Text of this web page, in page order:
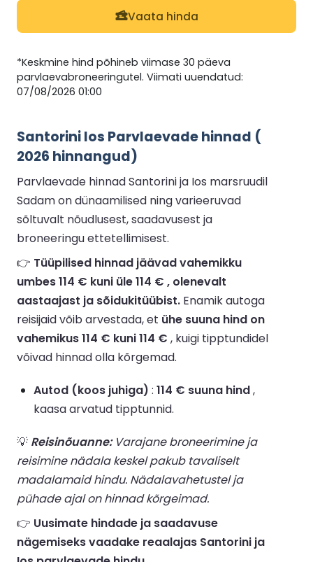
Vaata hinda
*Keskmine hind põhineb viimase 30 päeva
parvlaevabroneeringutel. Viimati uuendatud:
07/08/2026 01:00
Santorini Ios Parvlaevade hinnad (
2026 hinnangud)
Parvlaevade hinnad Santorini ja Ios marsruudil
Sadam on dünaamilised ning varieeruvad
sõltuvalt nõudlusest, saadavusest ja
broneeringu ettetellimisest.
👉 Tüüpilised hinnad jäävad vahemikku
umbes 114 € kuni üle 114 € , olenevalt
aastaajast ja sõidukitüübist. Enamik autoga
reisijaid võib arvestada, et ühe suuna hind on
vahemikus 114 € kuni 114 € , kuigi tipptundidel
võivad hinnad olla kõrgemad.
Autod (koos juhiga) : 114 € suuna hind,
kaasa arvatud tipptunnid.
💡 Reisinõuanne:Varajane broneerimine ja
reisimine nädala keskel pakub tavaliselt
madalamaid hindu. Nädalavahetustel ja
pühade ajal on hinnad kõrgeimad.
👉 Uusimate hindade ja saadavuse
nägemiseks vaadake reaalajas Santorini ja